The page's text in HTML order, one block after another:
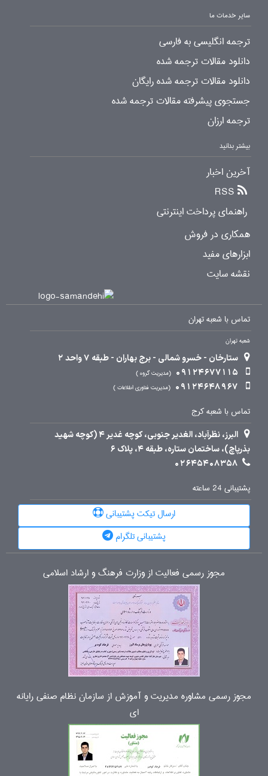
سایر خدمات ما
ترجمه انگلیسی به فارسی
دانلود مقالات ترجمه شده
دانلود مقالات ترجمه شده رایگان
جستجوی پیشرفته مقالات ترجمه شده
ترجمه ارزان
بیشتر بدانید
آخرین اخبار
RSS
راهنمای پرداخت اینترنتی
همکاری در فروش
ابزارهای مفید
نقشه سایت
تماس با شعبه تهران
شعبه تهران
ستارخان - خسرو شمالی - برج بهاران - طبقه 7 واحد 2
09124677115
مدیریت گروه
09124648967 مدیریت فناوری اطلاعات
تماس با شعبه کرج
البرز، نظرآباد، الغدیر جنوبی، کوچه غدیر 4 (کوچه شهید
بذرپاچ)، ساختمان ستاره، طبقه 4، پلاک 6
02645408358
پشتیبانی 24 ساعته
ارسال تیکت پشتیبانی
پشتیبانی تلگرام
مجوز رسمی فعالیت از وزارت فرهنگ و ارشاد اسلامی
مجوز رسمی مشاوره مدیریت و آموزش از سازمان نظام صنفی رایانه
ای